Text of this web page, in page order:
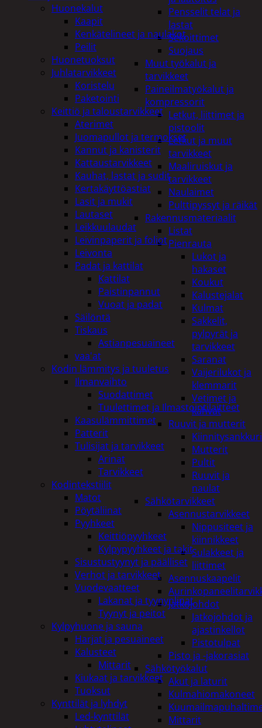
Pensselit telat ja
lastat
Sekoittimet
Suojaus
Muut työkalut ja
tarvikkeet
Paineilmatyökalut ja
kompressorit
Letkut, liittimet ja
pistoolit
Letkut ja muut
tarvikkeet
Maaliruiskut ja
tarvikkeet
Naulaimet
Pulttipyssyt ja räikät
Rakennusmateriaalit
Listat
Pienrauta
Lukot ja
hakaset
Koukut
Kalustejalat
Kulmat
Sakkelit,
pylpyrät ja
tarvikkeet
Saranat
Vaijerilukot ja
klemmarit
Vetimet ja
kahvat
Ruuvit ja mutterit
Mutterit
Pultit
Ruuvit ja
naulat
Sähkötarvikkeet
Asennustarvikkeet
Nippusiteet ja
kiinnikkeet
Sulakkeet ja
liittimet
Asennuskaapelit
Jatkojohdot
Jatkojohdot ja
ajastinkellot
Pistotulpat
Pisto ja -jakorasiat
Sähkötyökalut
Akut ja laturit
Kulmahiomakoneet
Mittarit
Huonekalut
Kaapit
Kenkätelineet ja naulakot
Peilit
Huonetuoksut
Juhlatarvikkeet
Koristelu
Paketointi
Keittiö ja taloustarvikkeet
Aterimet
Juomapullot ja termokset
Kannut ja kanisterit
Kattaustarvikkeet
Kauhat, lastat ja sudit
Kertakäyttöastiat
Lasit ja mukit
Lautaset
Leikkuulaudat
Leivinpaperit ja foliot
Leivonta
Padat ja kattilat
Kattilat
Paistinpannut
Vuoat ja padat
Säilöntä
Tiskaus
Astianpesuaineet
vaa'at
Kodin lämmitys ja tuuletus
Ilmanvaihto
Suodattimet
Tuulettimet ja Ilmastointilaitteet
Kaasulämmittimet
Patterit
Tulisijat ja tarvikkeet
Arinat
Tarvikkeet
Kodintekstiilit
Matot
Pöytäliinat
Pyyhkeet
Keittiöpyyhkeet
Kylpypyyhkeet ja takit
Sisustustyynyt ja päälliset
Verhot ja tarvikkeet
Vuodevaatteet
Lakanat ja tyynynlinat
Tyynyt ja peitot
Kylpyhuone ja sauna
Harjat ja pesuaineet
Kalusteet
Mittarit
Kiukaat ja tarvikkeet
Tuoksut
Kynttilät ja lyhdyt
Led-kynttilät